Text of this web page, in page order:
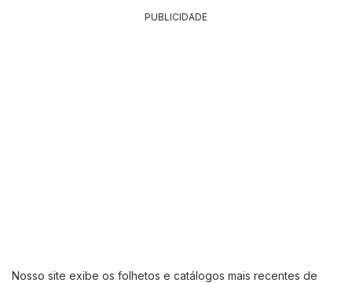
PUBLICIDADE
Nosso site exibe os folhetos e catálogos mais recentes de